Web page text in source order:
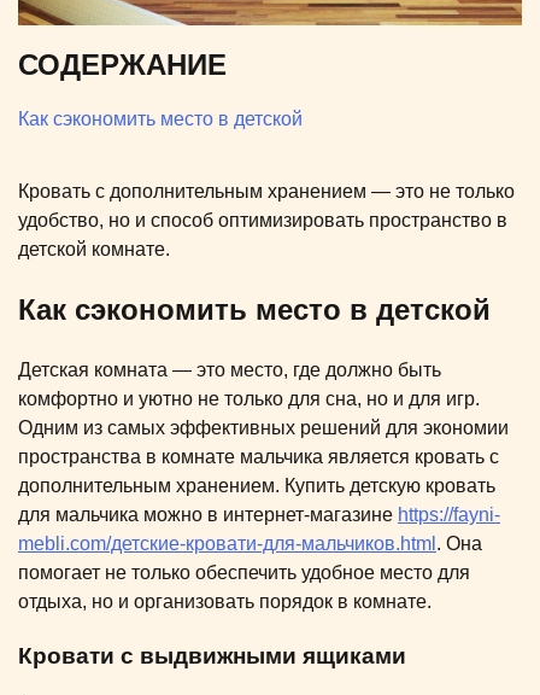
СОДЕРЖАНИЕ
Как сэкономить место в детской
Кровать с дополнительным хранением — это не только
удобство, но и способ оптимизировать пространство в
детской комнате.
Как сэкономить место в детской
Детская комната — это место, где должно быть
комфортно и уютно не только для сна, но и для игр.
Одним из самых эффективных решений для экономии
пространства в комнате мальчика является кровать с
дополнительным хранением. Купить детскую кровать
для мальчика можно в интернет-магазине https://fayni-
mebli.com/детские-кровати-для-мальчиков.html . Она
помогает не только обеспечить удобное место для
отдыха, но и организовать порядок в комнате.
Кровати с выдвижными ящиками